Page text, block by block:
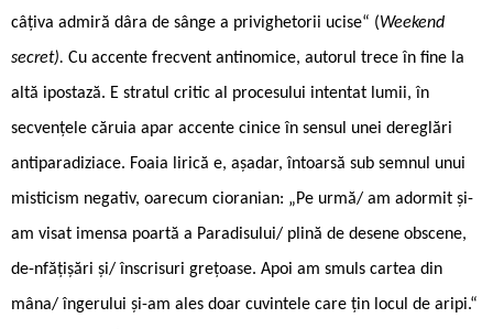
câțiva admiră dâra de sânge a privighetorii ucise“ (Weekend
secret). Cu accente frecvent antinomice, autorul trece în fine la
altă ipostază. E stratul critic al procesului intentat lumii, în
secvențele căruia apar accente cinice în sensul unei dereglări
antiparadiziace. Foaia lirică e, așadar, întoarsă sub semnul unui
misticism negativ, oarecum cioranian: „Pe urmă/ am adormit și-
am visat imensa poartă a Paradisului/ plină de desene obscene,
de-nfățișări și/ înscrisuri grețoase. Apoi am smuls cartea din
mâna/ îngerului și-am ales doar cuvintele care țin locul de aripi.“